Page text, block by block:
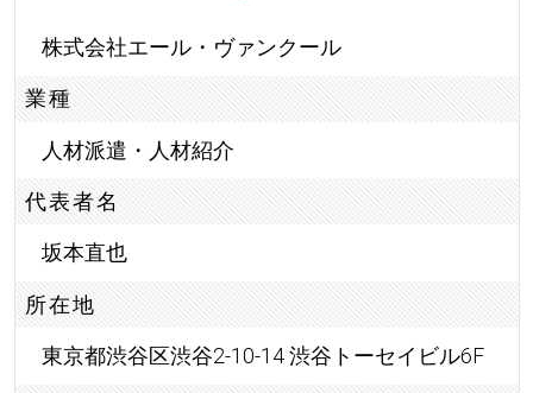
株式会社エール・ヴァンクール
業種
人材派遣・人材紹介
代表者名
坂本直也
所在地
東京都渋谷区渋谷2-10-14 渋谷トーセイビル6F